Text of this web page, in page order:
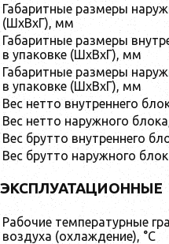
Габаритные размеры
(ШxВxГ), мм
Габаритные размеры
в упаковке (ШxВxГ), мм
Габаритные размеры
в упаковке (ШxВxГ), мм
Вес нетто внутреннего
Вес нетто наружного
Вес брутто внутреннего
Вес брутто наружного
ЭКСПЛУАТАЦИОННЫЕ
Рабочие температурные
воздуха (охлаждение), °C